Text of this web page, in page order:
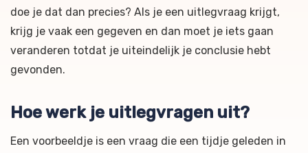
doe je dat dan precies? Als je een uitlegvraag krijgt,
krijg je vaak een gegeven en dan moet je iets gaan
veranderen totdat je uiteindelijk je conclusie hebt
gevonden.
Hoe werk je uitlegvragen uit?
Een voorbeeldje is een vraag die een tijdje geleden in